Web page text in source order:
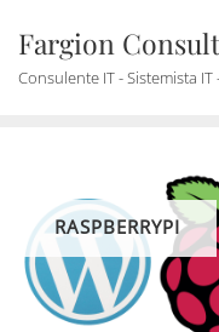
content
Fargion
Consulente IT - Sistemista IT
RASPBERRYPI